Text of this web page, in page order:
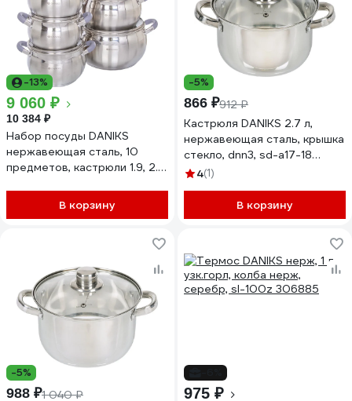
-13%
9 060 ₽
10 384 ₽
Набор посуды DANIKS
нержавеющая сталь, 10
предметов, кастрюли 1.9, 2.9,
индукция, модерн серый, sd-
В корзину
-5%
866 ₽912 ₽
Кастрюля DANIKS 2.7 л,
нержавеющая сталь, крышка
стекло, dnn3, sd-a17-18
355347
4(1)
В корзину
-5%
988 ₽1 040 ₽ 975 ₽